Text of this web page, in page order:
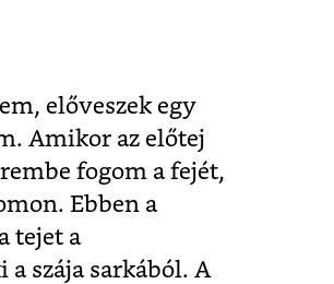
előveszek egy
Amikor az előtej
fogom a fejét,
Ebben a
tejet a
szája sarkából. A